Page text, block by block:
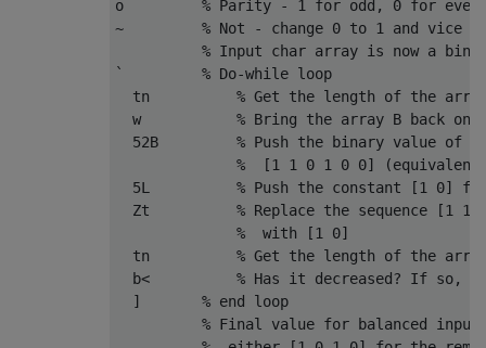
o         % Parity - 1 for odd, 0 for even
~         % Not - change 0 to 1 and vice
% Input char array is now a
`         % Do-while loop
tn          % Get the length of the
w           % Bring the array B back on
52B         % Push the binary value of
%  [1 1 0 1 0 0] (equivalent
5L          % Push the constant [1 0]
Zt          % Replace the sequence [1 1
              %  with [1 0]
tn          % Get the length of the
b<          % Has it decreased? If so,
  ]       % end loop
% Final value for balanced input